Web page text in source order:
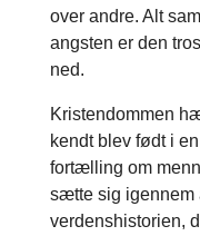
over andre. Alt
angsten er den
ned.
Kristendommen
kendt blev født i
fortælling om
sætte sig igennem
verdenshistorien,